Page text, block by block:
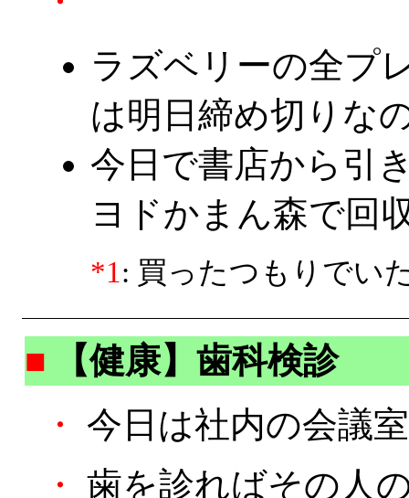
ラズベリーの全プ
は明日締め切りな
今日で書店から引
ヨドかまん森で回
*1: 買ったつもりで
■
【健康】歯科検診
・
今日は社内の会議
・
歯を診ればその人